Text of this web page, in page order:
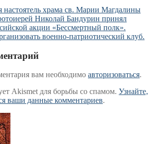
настоятель храма св. Марии Магдалины
Николай Бандурин принял
акции «Бессмертный полк».
военно-патриотический клуб.
вам необходимо авторизоваться.
Akismet для борьбы со спамом. Узнайте,
ваши данные комментариев.